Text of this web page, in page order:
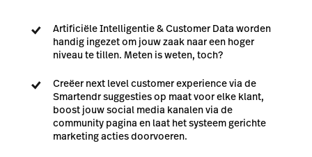
Artificiële Intelligentie & Customer Data worden
handig ingezet om jouw zaak naar een hoger
niveau te tillen. Meten is weten, toch?
Creëer next level customer experience via de
Smartendr suggesties op maat voor elke klant,
boost jouw social media kanalen via de
community pagina en laat het systeem gerichte
marketing acties doorvoeren.